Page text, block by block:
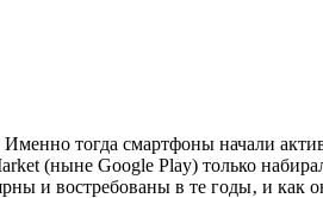
тогда смартфоны начали
(ныне Google Play) только
и востребованы в те годы‚ и как